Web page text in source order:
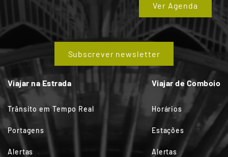
Ver Agenda
Subscrever newsletter
Viajar na Estrada
Trânsito em Tempo Real
Portagens
Alertas
Viajar de Comboio
Horários
Estações
Alertas